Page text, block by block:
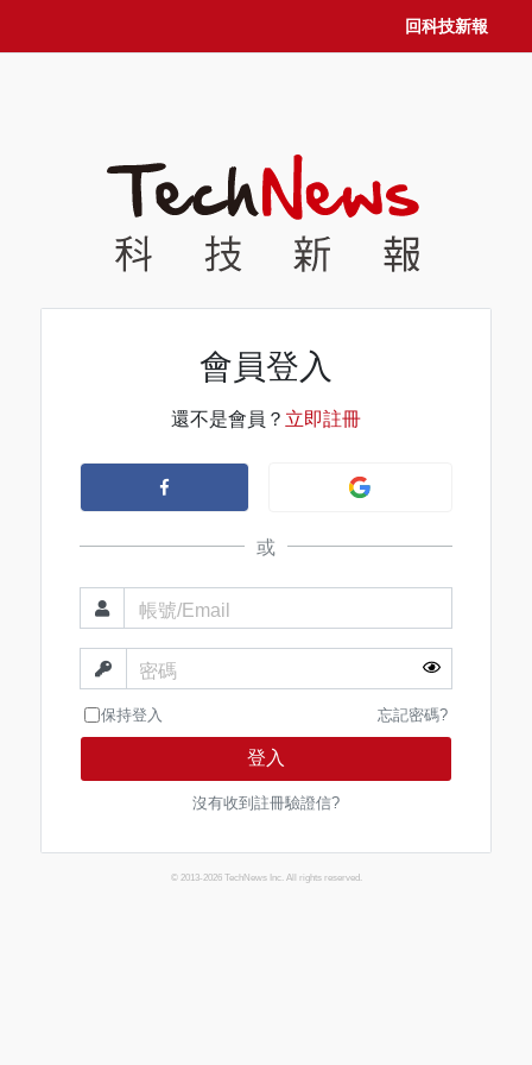
回科技新報
會員登入
還不是會員？ 立即註冊
或
帳號/Email
密碼
保持登入 忘記密碼?
登入
沒有收到註冊驗證信?
© 2013-2026 TechNews Inc. All rights reserved.